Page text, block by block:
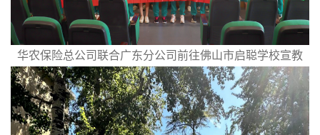
华农保险总公司联合广东分公司前往佛山市启聪学校宣教